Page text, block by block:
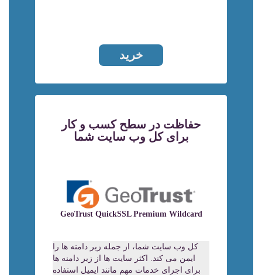
خرید
حفاظت در سطح کسب و کار
برای کل وب سایت شما
GeoTrust QuickSSL Premium Wildcard
کل وب سایت شما، از جمله زیر دامنه ها را
ایمن می کند. اکثر سایت ها از زیر دامنه ها
برای اجرای خدمات مهم مانند ایمیل استفاده